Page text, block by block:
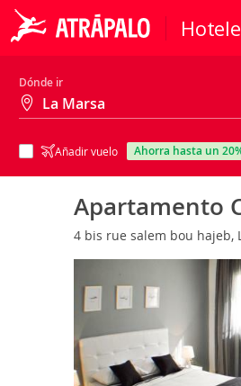
Dónde ir
Añadir vuelo ahorra hasta un
Apartamento
4 bis rue salem bou hajeb,